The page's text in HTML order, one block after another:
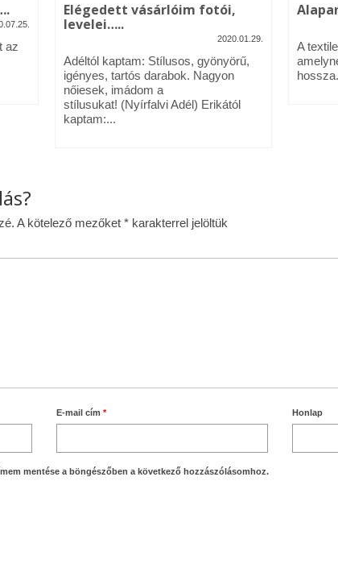
az
Elégedett vásárlóim fotói,
levelei…..
2020.01.29.
Adéltól kaptam: Stílusos, gyönyörű,
igényes, tartós darabok. Nagyon
nőiesek, imádom a
stílusukat! (Nyírfalvi Adél) Erikától
kaptam:...
A
A kötelező mezőket * karakterrel jelöltük
E-mail cím* Honlap
mentése a böngészőben a következő hozzászólásomhoz.